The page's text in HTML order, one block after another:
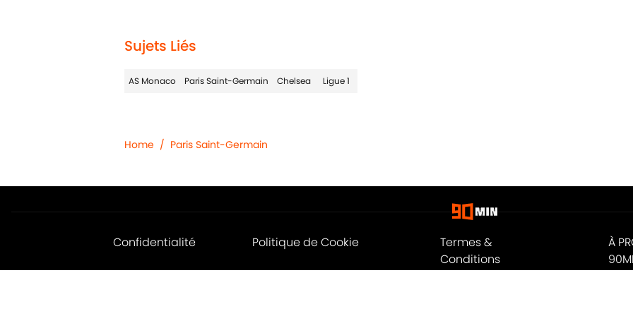
Sujets Liés
AS Monaco Paris Saint-Germain Chelsea Ligue 1
Home / Paris Saint-Germain
Confidentialité Politique de Cookie
Termes &
Conditions
À